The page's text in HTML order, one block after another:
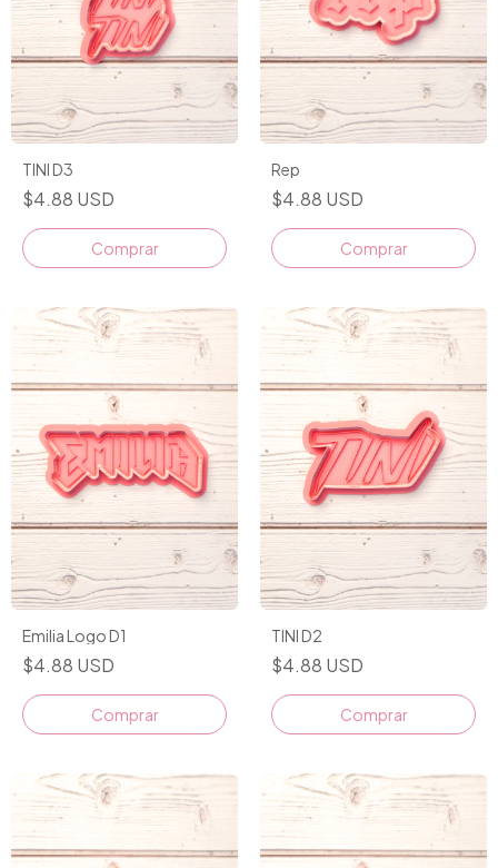
TINI D3
$4.88 USD
Comprar
Rep
$4.88 USD
Comprar
Emilia Logo D1
$4.88 USD
Comprar
TINI D2
$4.88 USD
Comprar